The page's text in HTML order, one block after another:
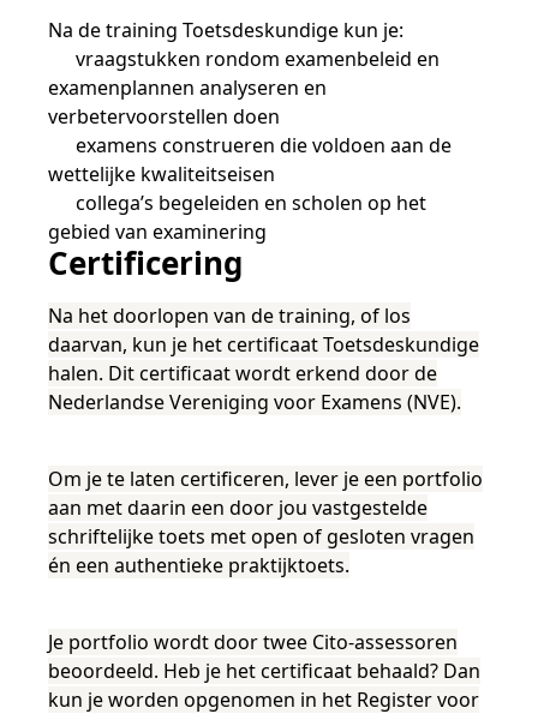
Na de training Toetsdeskundige kun je:
vraagstukken rondom examenbeleid en
examenplannen analyseren en
verbetervoorstellen doen
examens construeren die voldoen aan de
wettelijke kwaliteitseisen
collega’s begeleiden en scholen op het
gebied van examinering
Certificering
Na het doorlopen van de training, of los
daarvan, kun je het certificaat Toetsdeskundige
halen. Dit certificaat wordt erkend door de
Nederlandse Vereniging voor Examens (NVE).
Om je te laten certificeren, lever je een portfolio
aan met daarin een door jou vastgestelde
schriftelijke toets met open of gesloten vragen
én een authentieke praktijktoets.
Je portfolio wordt door twee Cito-assessoren
beoordeeld. Heb je het certificaat behaald? Dan
kun je worden opgenomen in het Register voor